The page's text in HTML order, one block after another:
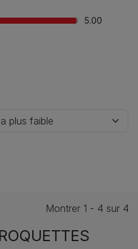
5.00
Montrer 1 - 4 sur 4